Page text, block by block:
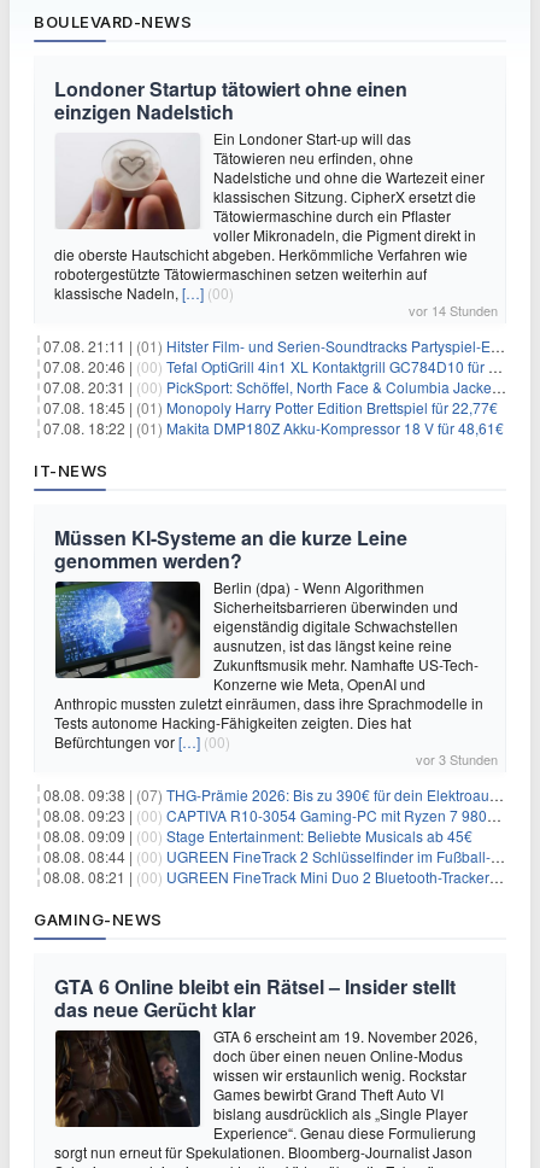
BOULEVARD-NEWS
Londoner Startup tätowiert ohne einen
einzigen Nadelstich
Ein Londoner Start-up will das
Tätowieren neu erfinden, ohne
Nadelstiche und ohne die Wartezeit einer
klassischen Sitzung. CipherX ersetzt die
Tätowiermaschine durch ein Pflaster
voller Mikronadeln, die Pigment direkt in
die oberste Hautschicht abgeben. Herkömmliche Verfahren wie
robotergestützte Tätowiermaschinen setzen weiterhin auf
klassische Nadeln, […] (00)
vor 14 Stunden
07.08. 21:11 | (01) Hitster Film- und Serien-Soundtracks Partyspiel-Erweiterung für 6,99€
07.08. 20:46 | (00) Tefal OptiGrill 4in1 XL Kontaktgrill GC784D10 für 239,99€
07.08. 20:31 | (00) PickSport: Schöffel, North Face & Columbia Jacken ab 39,60€
07.08. 18:45 | (01) Monopoly Harry Potter Edition Brettspiel für 22,77€
07.08. 18:22 | (01) Makita DMP180Z Akku-Kompressor 18 V für 48,61€
IT-NEWS
Müssen KI-Systeme an die kurze Leine
genommen werden?
Berlin (dpa) - Wenn Algorithmen
Sicherheitsbarrieren überwinden und
eigenständig digitale Schwachstellen
ausnutzen, ist das längst keine reine
Zukunftsmusik mehr. Namhafte US-Tech-
Konzerne wie Meta, OpenAI und
Anthropic mussten zuletzt einräumen, dass ihre Sprachmodelle in
Tests autonome Hacking-Fähigkeiten zeigten. Dies hat
Befürchtungen vor[…] (00)
vor 3 Stunden
08.08. 09:38 | (07) THG-Prämie 2026: Bis zu 390€ für dein Elektroauto mit geld-fuer-eAuto.de
08.08. 09:23 | (00) CAPTIVA R10-3054 Gaming-PC mit Ryzen 7 9800X3D und RTX 5080 für 2.599€
08.08. 09:09 | (00) Stage Entertainment: Beliebte Musicals ab 45€
08.08. 08:44 | (00) UGREEN FineTrack 2 Schlüsselfinder im Fußball-Design für 10,98€
08.08. 08:21 | (00) UGREEN FineTrack Mini Duo 2 Bluetooth-Tracker 4er-Pack für 28,99€
GAMING-NEWS
GTA 6 Online bleibt ein Rätsel – Insider stellt
das neue Gerücht klar
GTA 6 erscheint am 19. November 2026,
doch über einen neuen Online-Modus
wissen wir erstaunlich wenig. Rockstar
Games bewirbt Grand Theft Auto VI
bislang ausdrücklich als „Single Player
Experience“. Genau diese Formulierung
sorgt nun erneut für Spekulationen. Bloomberg-Journalist Jason